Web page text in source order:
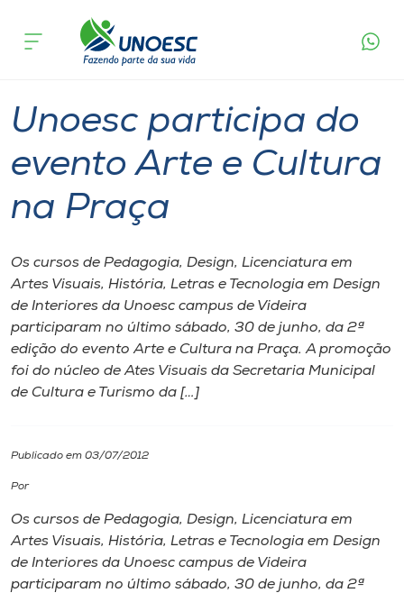
Cursos
Atendimento ao Estudante
Portal de Ensino
A
Unoesc
Internacionalização
Cultura
acontece
Unoesc participa do
evento Arte e Cultura
na Praça
Os cursos de Pedagogia, Design, Licenciatura em
Artes Visuais, História, Letras e Tecnologia em Design
de Interiores da Unoesc campus de Videira
participaram no último sábado, 30 de junho, da 2ª
edição do evento Arte e Cultura na Praça. A promoção
foi do núcleo de Ates Visuais da Secretaria Municipal
de Cultura e Turismo da […]
Publicado em 03/07/2012
Por
Os cursos de Pedagogia, Design, Licenciatura em
Artes Visuais, História, Letras e Tecnologia em Design
de Interiores da Unoesc campus de Videira
participaram no último sábado, 30 de junho, da 2ª